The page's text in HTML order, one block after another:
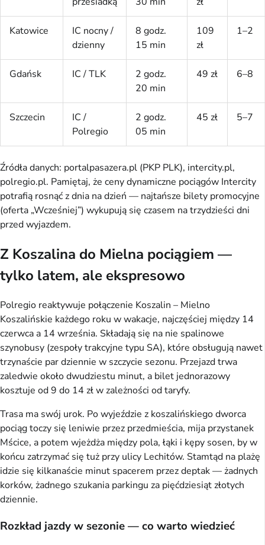
Katowice
IC nocny /
dzienny
8 godz.
15 min
109
zł
1–2
Gdańsk IC / TLK
2 godz.
20 min
49 zł 6–8
Szczecin
IC /
Polregio
2 godz.
05 min
45 zł 5–7
Źródła danych: portalpasazera.pl (PKP PLK), intercity.pl,
polregio.pl. Pamiętaj, że ceny dynamiczne pociągów Intercity
potrafią rosnąć z dnia na dzień — najtańsze bilety promocyjne
(oferta „Wcześniej”) wykupują się czasem na trzydzieści dni
przed wyjazdem.
Z Koszalina do Mielna pociągiem —
tylko latem, ale ekspresowo
Polregio reaktywuje połączenie Koszalin – Mielno
Koszalińskie każdego roku w wakacje, najczęściej między 14
czerwca a 14 września. Składają się na nie spalinowe
szynobusy (zespoły trakcyjne typu SA), które obsługują nawet
trzynaście par dziennie w szczycie sezonu. Przejazd trwa
zaledwie około dwudziestu minut, a bilet jednorazowy
kosztuje od 9 do 14 zł w zależności od taryfy.
Trasa ma swój urok. Po wyjeździe z koszalińskiego dworca
pociąg toczy się leniwie przez przedmieścia, mija przystanek
Mścice, a potem wjeżdża między pola, łąki i kępy sosen, by w
końcu zatrzymać się tuż przy ulicy Lechitów. Stamtąd na plażę
idzie się kilkanaście minut spacerem przez deptak — żadnych
korków, żadnego szukania parkingu za pięćdziesiąt złotych
dziennie.
Rozkład jazdy w sezonie — co warto wiedzieć